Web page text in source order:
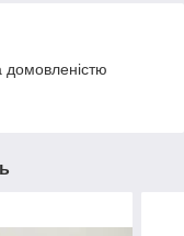
домовленістю